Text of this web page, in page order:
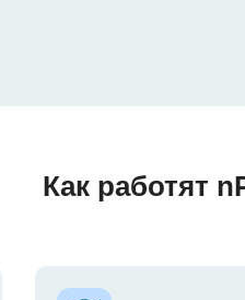
Как работят